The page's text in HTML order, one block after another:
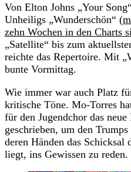
Von Elton Johns „Your
Unheiligs „Wunderschön“ (
zehn Wochen in den Charts
„Satellite“ bis zum
reichte das Repertoire. Mit
bunte Vormittag.
Wie immer war auch Platz
kritische Töne. Mo-Torres
für den Jugendchor das
geschrieben, um den
deren Händen das
liegt, ins Gewissen zu reden.